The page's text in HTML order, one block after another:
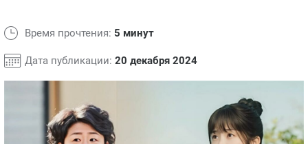
Время прочтения: 5 минут
Дата публикации: 20 декабря 2024